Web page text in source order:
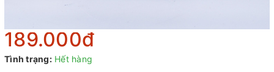
189.000₫
Tình trạng: Hết hàng